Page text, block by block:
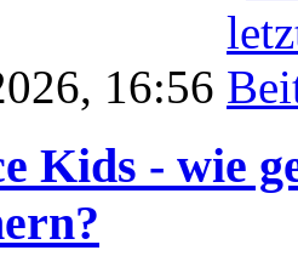
16:56
Kids - wie